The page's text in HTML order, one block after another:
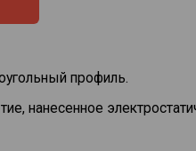
профиль.
нанесенное